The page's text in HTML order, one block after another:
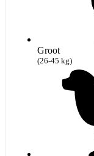
Groot
(26-45 kg)